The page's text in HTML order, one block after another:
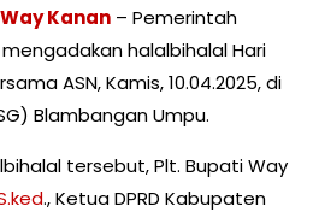
Way Kanan – Pemerintah
halalbihalal Hari
ASN, Kamis, 10.04.2025, di
Blambangan Umpu.
tersebut, Plt. Bupati Way
., Ketua DPRD Kabupaten